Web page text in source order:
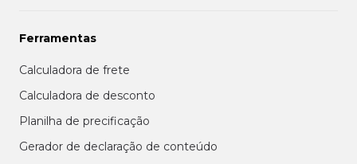
Ferramentas
Calculadora de frete
Calculadora de desconto
Planilha de precificação
Gerador de declaração de conteúdo